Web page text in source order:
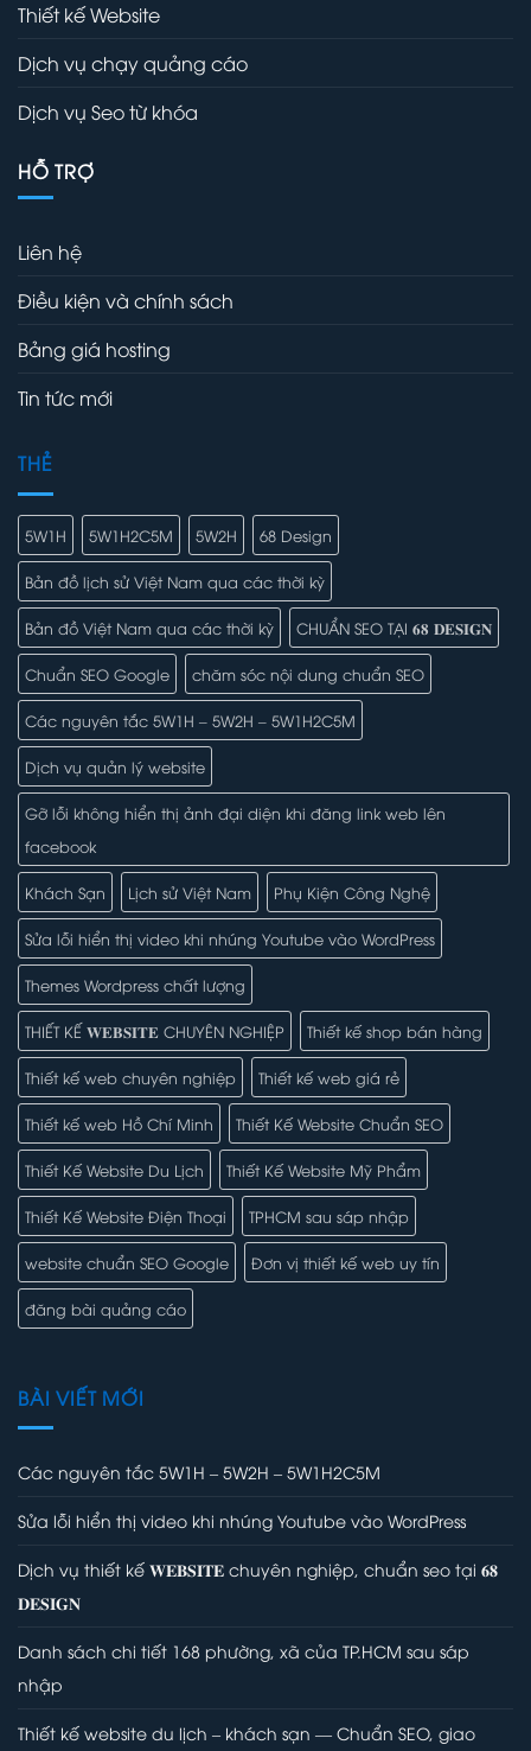
Thiết kế Website
Dịch vụ chạy quảng cáo
Dịch vụ Seo từ khóa
HỖ TRỢ
Liên hệ
Điều kiện và chính sách
Bảng giá hosting
Tin tức mới
THẺ
5W1H 5W1H2C5M 5W2H 68 Design
Bản đồ lịch sử Việt Nam qua các thời kỳ
Bản đồ Việt Nam qua các thời kỳ CHUẨN SEO TẠI 𝟔𝟖 𝐃𝐄𝐒𝐈𝐆𝐍
Chuẩn SEO Google chăm sóc nội dung chuẩn SEO
Các nguyên tắc 5W1H – 5W2H – 5W1H2C5M
Dịch vụ quản lý website
Gỡ lỗi không hiển thị ảnh đại diện khi đăng link web lên
facebook
Khách Sạn Lịch sử Việt Nam Phụ Kiện Công Nghệ
Sửa lỗi hiển thị video khi nhúng Youtube vào WordPress
Themes Wordpress chất lượng
THIẾT KẾ 𝐖𝐄𝐁𝐒𝐈𝐓𝐄 CHUYÊN NGHIỆP Thiết kế shop bán hàng
Thiết kế web chuyên nghiệp Thiết kế web giá rẻ
Thiết kế web Hồ Chí Minh Thiết Kế Website Chuẩn SEO
Thiết Kế Website Du Lịch Thiết Kế Website Mỹ Phẩm
Thiết Kế Website Điện Thoại TPHCM sau sáp nhập
website chuẩn SEO Google Đơn vị thiết kế web uy tín
đăng bài quảng cáo
BÀI VIẾT MỚI
Các nguyên tắc 5W1H – 5W2H – 5W1H2C5M
Sửa lỗi hiển thị video khi nhúng Youtube vào WordPress
Dịch vụ thiết kế 𝐖𝐄𝐁𝐒𝐈𝐓𝐄 chuyên nghiệp, chuẩn seo tại 𝟔𝟖
𝐃𝐄𝐒𝐈𝐆𝐍
Danh sách chi tiết 168 phường, xã của TP.HCM sau sáp
nhập
Thiết kế website du lịch – khách sạn — Chuẩn SEO, giao